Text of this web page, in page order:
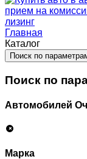
Главная
Каталог
Поиск по
Поиск по
Автомобилей
Марка